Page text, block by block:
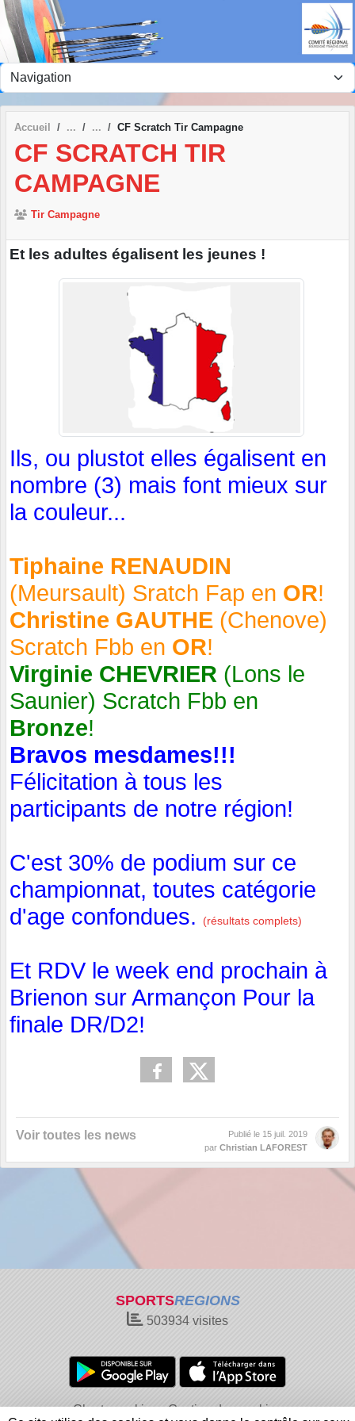
Accueil CF Scratch Tir Campagne
CF SCRATCH TIR
CAMPAGNE
Tir Campagne
Et les adultes égalisent les jeunes !
Ils, ou plustot elles égalisent en
nombre (3) mais font mieux sur
la couleur...
Tiphaine RENAUDIN
(Meursault) Sratch Fap en OR!
Christine GAUTHE (Chenove)
Scratch Fbb en OR!
Virginie CHEVRIER (Lons le
Saunier) Scratch Fbb en
Bronze!
Bravos mesdames!!!
Félicitation à tous les
participants de notre région!
C'est 30% de podium sur ce
championnat, toutes catégorie
d'age confondues.
(résultats complets)
Et RDV le week end prochain à
Brienon sur Armançon Pour la
finale DR/D2!
Voir toutes les news Publié le 15 juil. 2019
par Christian LAFOREST
SPORTSREGIONS
503934 visites
Charte cookies
Gestion des cookies
Panneau de gestion des cookies